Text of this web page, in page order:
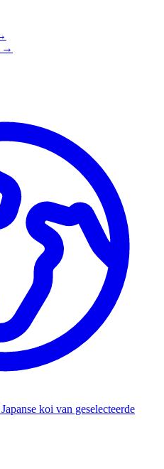
→
Japanse koi van geselecteerde